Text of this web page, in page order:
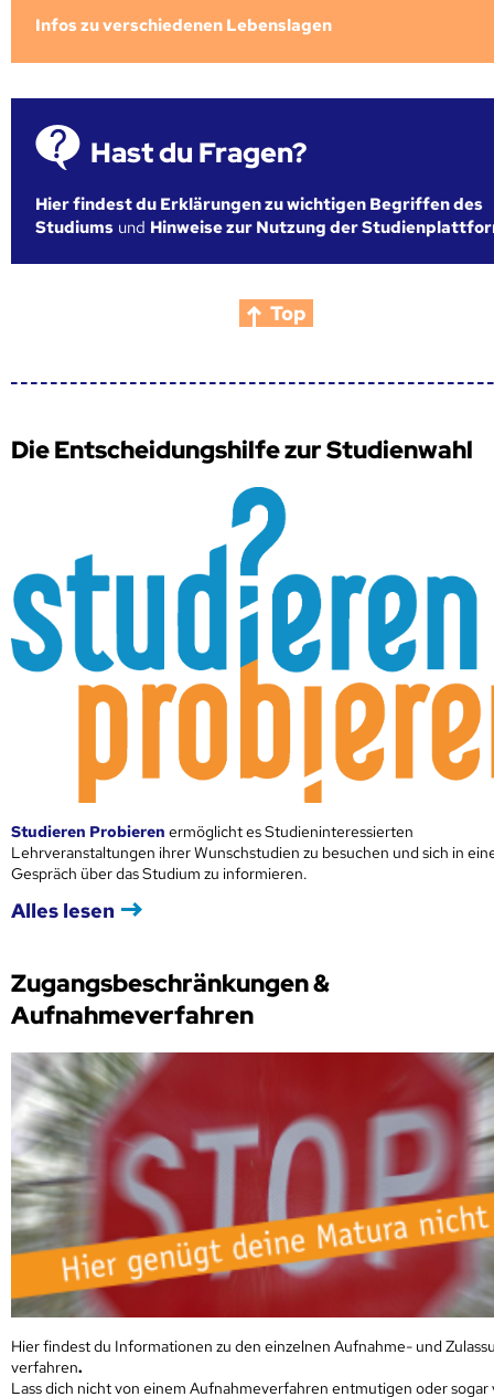
Infos zu verschiedenen Lebenslagen
Hast du Fragen?
Hier findest du Erklärungen zu wichtigen Begriffen des
Studiums und Hinweise zur Nutzung der
Top
Die Entscheidungshilfe zur Studienwahl
Studieren Probieren ermöglicht es Studieninteressierten
Lehrveranstaltungen ihrer Wunschstudien zu besuchen und sich in
Gespräch über das Studium zu informieren.
Alles lesen
Zugangsbeschränkungen &
Aufnahmeverfahren
Hier findest du Informationen zu den einzelnen Aufnahme- und
verfahren.
Lass dich nicht von einem Aufnahmeverfahren entmutigen oder sogar